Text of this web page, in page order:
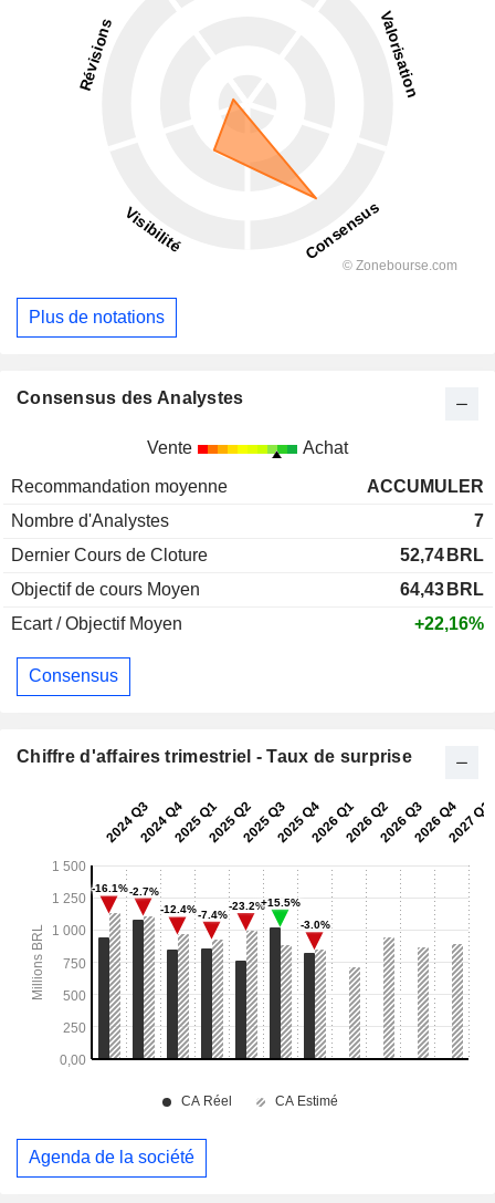
Plus de notations
Consensus des Analystes
Vente Achat
Recommandation moyenne
ACCUMULER
Nombre d'Analystes
7
Dernier Cours de Cloture
52,74 BRL
Objectif de cours Moyen
64,43 BRL
Ecart / Objectif Moyen
+22,16%
Consensus
Chiffre d'affaires trimestriel - Taux de surprise
Agenda de la société